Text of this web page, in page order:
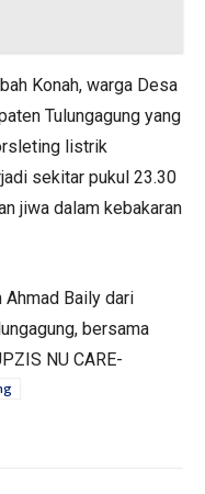
Konah, warga Desa
Tulungagung yang
listrik
sekitar pukul 23.30
jiwa dalam kebakaran
Ahmad Baily dari
bersama
NU CARE-